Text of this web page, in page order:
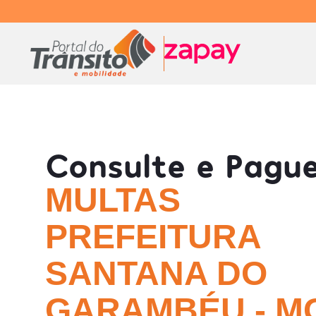
Consulte e
MULTAS
PREFEITURA
SANTANA DO